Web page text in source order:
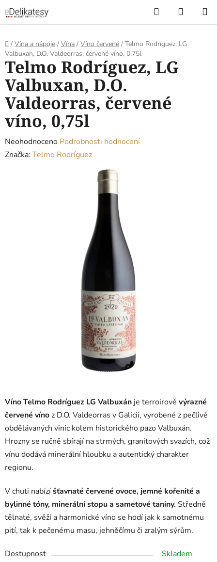
na
obsah
Hledat
KOŠÍK
Domů
/ Vína a nápoje / Vína / Víno červené / Telmo Rodríguez, LG
Valbuxan, D.O. Valdeorras, červené víno, 0,75l
Víno Telmo Rodríguez LG Valbuxán je terroirově výrazné
červené vínoz D.O. Valdeorras v Galicii, vyrobené z pečlivě
obdělávaných vinic kolem historického pazo Valbuxán.
Hrozny se ručně sbírají na strmých, granitových svazích, což
vínu dodává minerální hloubku a autentický charakter
regionu.
V chuti nabízíšťavnaté červené ovoce, jemné kořenité a
bylinné tóny, minerální stopu a sametové taniny. Středně
tělnaté, svěží a harmonické víno se hodí jak k samotnému
pití, tak k pečenému masu, jehněčímu či zralým sýrům.
Dostupnost
Skladem
Telmo Rodríguez, LG
Valbuxan, D.O.
Valdeorras, červené
víno, 0,75l
Průměrné
hodnocení
Neohodnoceno Podrobnosti hodnocení
Značka: Telmo Rodríguez